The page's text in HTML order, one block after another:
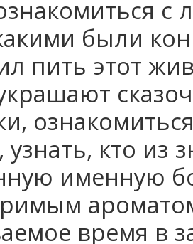
с
были
пить этот
узнать, кто из
именную
время в